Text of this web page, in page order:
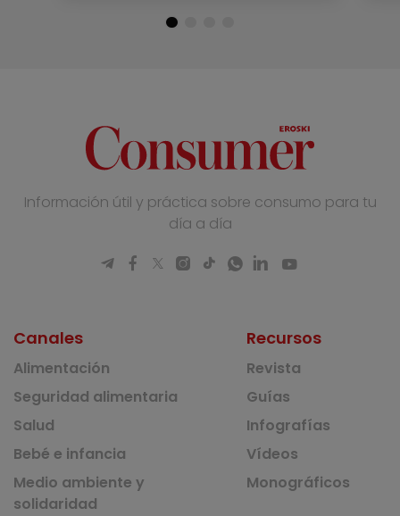
Información útil y práctica sobre consumo para tu
día a día
Canales
Alimentación
Seguridad alimentaria
Salud
Bebé e infancia
Medio ambiente y
solidaridad
Recursos
Revista
Guías
Infografías
Vídeos
Monográficos